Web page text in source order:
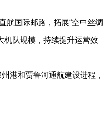
国际邮路，拓展“空中丝绸
机队规模，持续提升运营效
港和贾鲁河通航建设进程，